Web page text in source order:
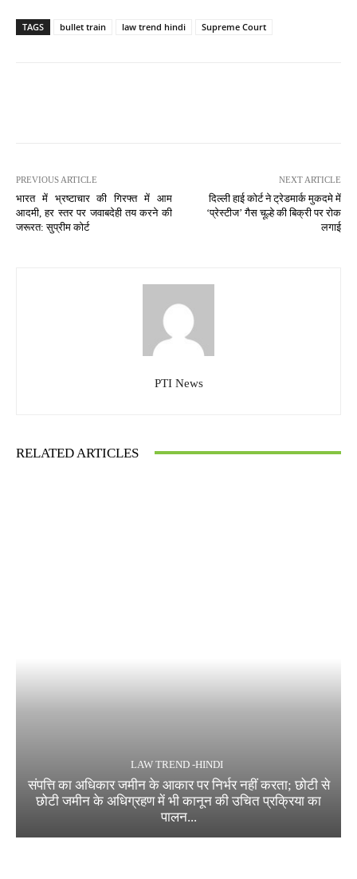
TAGS bullet train law trend hindi Supreme Court
PREVIOUS ARTICLE
भारत में भ्रष्टाचार की गिरफ्त में आम
आदमी, हर स्तर पर जवाबदेही तय करने की
जरूरत: सुप्रीम कोर्ट
NEXT ARTICLE
दिल्ली हाई कोर्ट ने ट्रेडमार्क मुकदमे में
‘प्रेस्टीज’ गैस चूल्हे की बिक्री पर रोक
लगाई
PTI News
RELATED ARTICLES
LAW TREND -HINDI
संपत्ति का अधिकार जमीन के आकार पर निर्भर नहीं करता; छोटी से
छोटी जमीन के अधिग्रहण में भी कानून की उचित प्रक्रिया का
पालन...